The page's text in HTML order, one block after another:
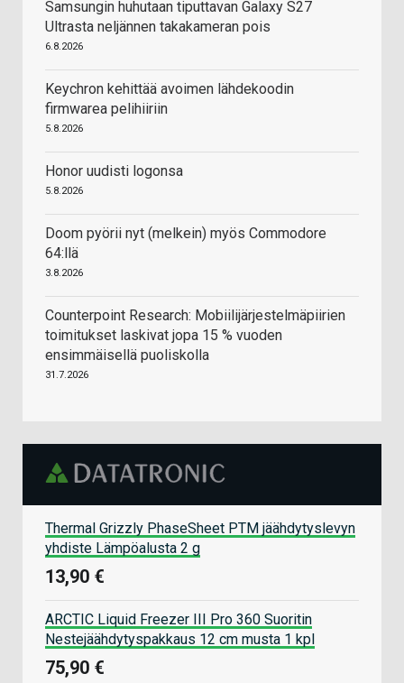
Samsungin huhutaan tiputtavan Galaxy S27
Ultrasta neljännen takakameran pois
6.8.2026
Keychron kehittää avoimen lähdekoodin
firmwarea pelihiiriin
5.8.2026
Honor uudisti logonsa
5.8.2026
Doom pyörii nyt (melkein) myös Commodore
64:llä
3.8.2026
Counterpoint Research: Mobiilijärjestelmäpiirien
toimitukset laskivat jopa 15 % vuoden
ensimmäisellä puoliskolla
31.7.2026
Thermal Grizzly PhaseSheet PTM jäähdytyslevyn
yhdiste Lämpöalusta 2 g
13,90 €
ARCTIC Liquid Freezer III Pro 360 Suoritin
Nestejäähdytyspakkaus 12 cm musta 1 kpl
75,90 €